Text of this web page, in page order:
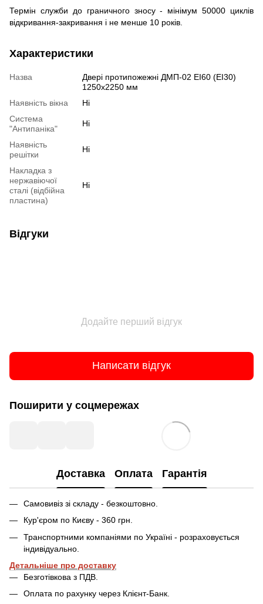
Термін служби до граничного зносу - мінімум 50000 циклів
відкривання-закривання і не менше 10 років.
Характеристики
Назва
Двері протипожежні ДМП-02 EI60 (EI30)
1250x2250 мм
Наявність вікна
Ні
Система
"Антипаніка"
Ні
Наявність
решітки
Ні
Накладка з
нержавіючої
сталі (відбійна
пластина)
Ні
Відгуки
Додайте перший відгук
Написати відгук
Поширити у соцмережах
Доставка Оплата Гарантія
Самовивіз зі складу - безкоштовно.
Кур'єром по Києву - 360 грн.
Транспортними компаніями по Україні - розраховується
індивідуально.
Детальніше про доставку
Безготівкова з ПДВ.
Оплата по рахунку через Клієнт-Банк.